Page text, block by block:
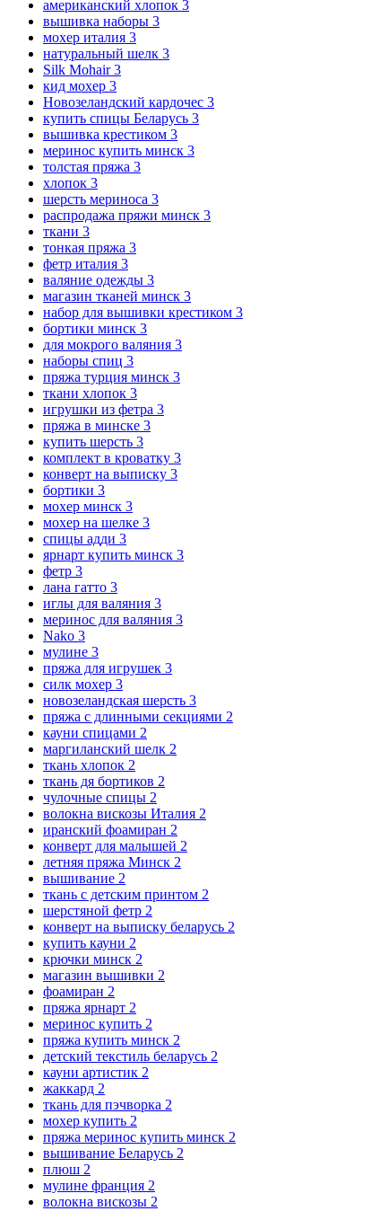
американский хлопок 3
вышивка наборы 3
мохер италия 3
натуральный шелк 3
Silk Mohair3
кид мохер 3
Новозеландский кардочес 3
купить спицы Беларусь 3
вышивка крестиком 3
меринос купить минск 3
толстая пряжа 3
хлопок 3
шерсть мериноса 3
распродажа пряжи минск 3
ткани 3
тонкая пряжа 3
фетр италия 3
валяние одежды 3
магазин тканей минск 3
набор для вышивки крестиком 3
бортики минск 3
для мокрого валяния 3
наборы спиц 3
пряжа турция минск 3
ткани хлопок 3
игрушки из фетра 3
пряжа в минске 3
купить шерсть 3
комплект в кроватку 3
конверт на выписку 3
бортики 3
мохер минск 3
мохер на шелке 3
спицы адди 3
ярнарт купить минск 3
фетр 3
лана гатто 3
иглы для валяния 3
меринос для валяния 3
Nako 3
мулине 3
пряжа для игрушек 3
силк мохер 3
новозеландская шерсть 3
пряжа с длинными секциями 2
кауни спицами 2
маргиланский шелк 2
ткань хлопок 2
ткань дя бортиков 2
чулочные спицы 2
волокна вискозы Италия 2
иранский фоамиран 2
конверт для малышей 2
летняя пряжа Минск 2
вышивание 2
ткань с детским принтом 2
шерстяной фетр 2
конверт на выписку беларусь 2
купить кауни 2
крючки минск 2
магазин вышивки 2
фоамиран 2
пряжа ярнарт 2
меринос купить 2
пряжа купить минск 2
детский текстиль беларусь 2
кауни артистик 2
жаккард 2
ткань для пэчворка 2
мохер купить 2
пряжа меринос купить минск 2
вышивание Беларусь 2
плюш 2
мулине франция 2
волокна вискозы 2